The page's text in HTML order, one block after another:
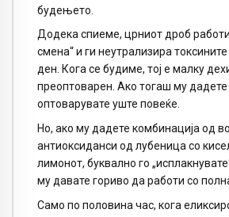
будењето.
Додека спиеме, црниот дроб
смена“ и ги неутрализира
ден. Кога се будиме, тој е малку
преоптоварен. Ако тогаш му
оптоварувате уште повеќе.
Но, ако му дадете комбинација од
антиоксиданси од лубеница со
лимонот, буквално го
му давате гориво да работи со
Само по половина час, кога